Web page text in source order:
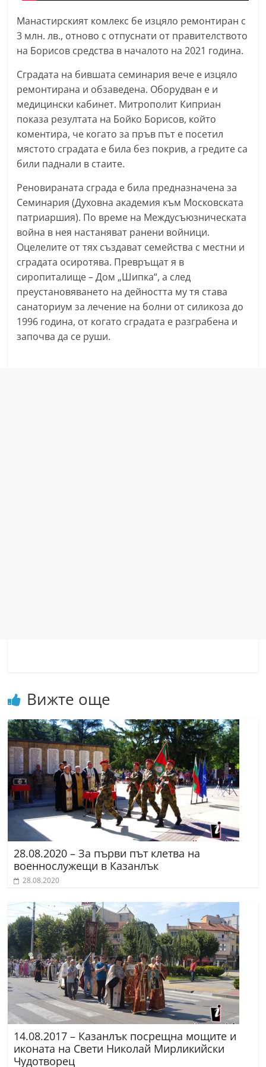
k
b
g
.
f
o
g
a
l
l
e
r
y
-
k
a
Манастирският комлекс бе изцяло ремонтиран с
3 млн. лв., отново с отпуснати от правителството
на Борисов средства в началото на 2021 година.
Сградата на бившата семинария вече е изцяло
ремонтирана и обзаведена. Оборудван е и
медицински кабинет. Митрополит Киприан
показа резултата на Бойко Борисов, който
коментира, че когато за пръв път е посетил
мястото сградата е била без покрив, а гредите са
били паднали в стаите.
Реновираната сграда е била предназначена за
Семинария (Духовна академия към Московската
патриаршия). По време на Междусъюзническата
война в нея настаняват ранени войници.
Оцелелите от тях създават семейства с местни и
сградата осиротява. Превръщат я в
сиропиталище – Дом „Шипка“, а след
преустановяването на дейността му тя става
санаториум за лечение на болни от силикоза до
1996 година, от когато сградата е разграбена и
започва да се руши.
Вижте още
28.08.2020 – За първи път клетва на
военнослужещи в Казанлък
28.08.2020
14.08.2017 – Казанлък посрещна мощите и
иконата на Свети Николай Мирликийски
Чудотворец